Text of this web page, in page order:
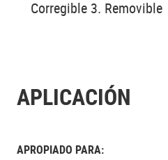
Corregible 3. Removible
APLICACIÓN
APROPIADO PARA: